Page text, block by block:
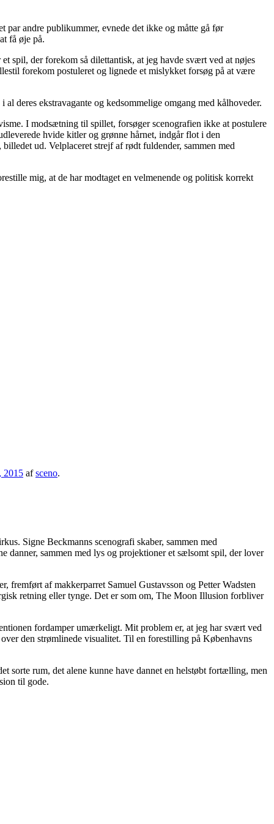
andre publikummer, evnede det ikke og måtte gå før
få øje på.
spil, der forekom så dilettantisk, at jeg havde svært ved at nøjes
forekom postuleret og lignede et mislykket forsøg på at være
deres ekstravagante og kedsommelige omgang med kålhoveder.
I modsætning til spillet, forsøger scenografien ikke at postulere
hvide kitler og grønne hårnet, indgår flot i den
ud. Velplaceret strejf af rødt fuldender, sammen med
mig, at de har modtaget en velmenende og politisk korrekt
2015 afsceno.
Signe Beckmanns scenografi skaber, sammen med
danner, sammen med lys og projektioner et sælsomt spil, der lover
af makkerparret Samuel Gustavsson og Petter Wadsten
retning eller tynge. Det er som om, The Moon Illusion forbliver
fordamper umærkeligt. Mit problem er, at jeg har svært ved
den strømlinede visualitet. Til en forestilling på Københavns
sorte rum, det alene kunne have dannet en helstøbt fortælling, men
til gode.